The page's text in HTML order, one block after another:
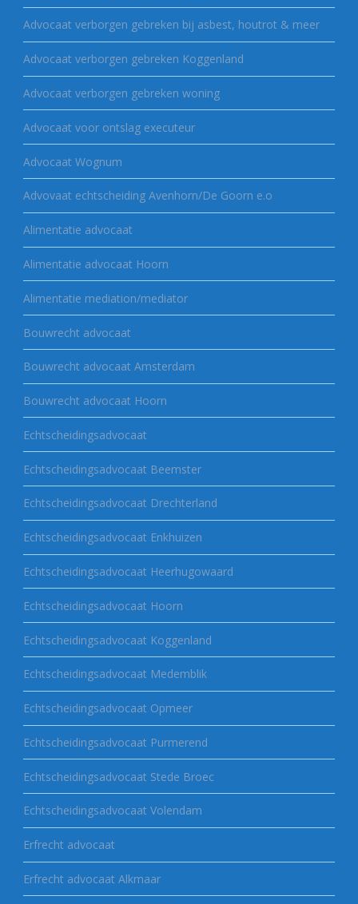
Advocaat verborgen gebreken bij asbest, houtrot & meer
Advocaat verborgen gebreken Koggenland
Advocaat verborgen gebreken woning
Advocaat voor ontslag executeur
Advocaat Wognum
Advovaat echtscheiding Avenhorn/De Goorn e.o
Alimentatie advocaat
Alimentatie advocaat Hoorn
Alimentatie mediation/mediator
Bouwrecht advocaat
Bouwrecht advocaat Amsterdam
Bouwrecht advocaat Hoorn
Echtscheidingsadvocaat
Echtscheidingsadvocaat Beemster
Echtscheidingsadvocaat Drechterland
Echtscheidingsadvocaat Enkhuizen
Echtscheidingsadvocaat Heerhugowaard
Echtscheidingsadvocaat Hoorn
Echtscheidingsadvocaat Koggenland
Echtscheidingsadvocaat Medemblik
Echtscheidingsadvocaat Opmeer
Echtscheidingsadvocaat Purmerend
Echtscheidingsadvocaat Stede Broec
Echtscheidingsadvocaat Volendam
Erfrecht advocaat
Erfrecht advocaat Alkmaar